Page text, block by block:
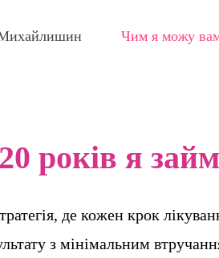
Чим я можу
років я
де кожен крок
з мінімальним